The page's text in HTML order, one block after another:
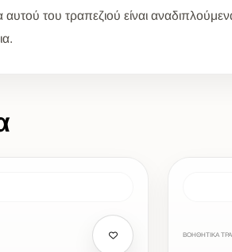
του τραπεζιού είναι
ΒΟΗΘΗΤΙΚΑ